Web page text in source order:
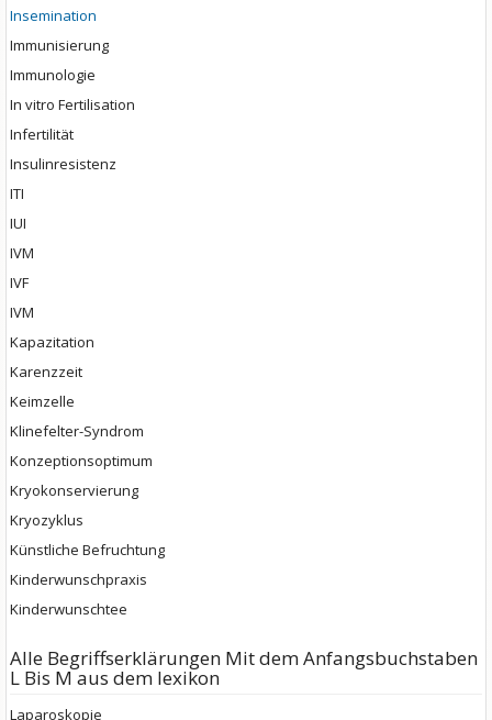
Insemination
Immunisierung
Immunologie
In vitro Fertilisation
Infertilität
Insulinresistenz
ITI
IUI
IVM
IVF
IVM
Kapazitation
Karenzzeit
Keimzelle
Klinefelter-Syndrom
Konzeptionsoptimum
Kryokonservierung
Kryozyklus
Künstliche Befruchtung
Kinderwunschpraxis
Kinderwunschtee
Alle Begriffserklärungen Mit dem Anfangsbuchstaben
L Bis M aus dem lexikon
Laparoskopie